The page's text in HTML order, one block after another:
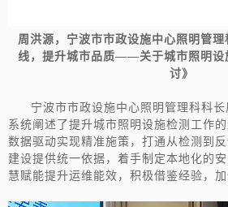
周洪源， 宁波市市政设施中心照明管理
线，提升城市品质——关于城市照明设
讨》
宁波市市政设施中心照明管理科科长
系统阐述了提升城市照明设施检测工作
数据驱动实现精准施策，打通从检测到
建设提供统一依据，着手制定本地化的
慧赋能提升运维能效，积极借鉴经验，